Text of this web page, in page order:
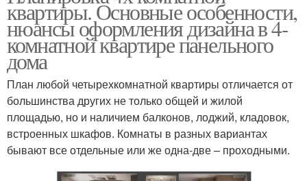
квартиры. Основные особенности,
нюансы оформления дизайна в 4-
комнатной квартире панельного
дома
План любой четырехкомнатной квартиры отличается от
большинства других не только общей и жилой
площадью, но и наличием балконов, лоджий, кладовок,
встроенных шкафов. Комнаты в разных вариантах
бывают все отдельные или же одна-две – проходными.